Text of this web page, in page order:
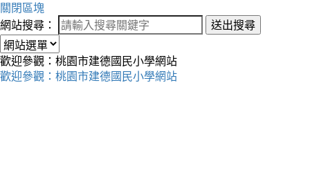
關閉區塊
網站搜尋：
送出搜尋
歡迎參觀：桃園市建德國民小學網站
歡迎參觀：桃園市建德國民小學網站